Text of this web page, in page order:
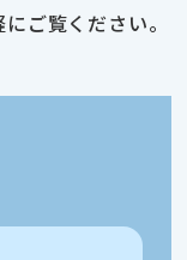
ご覧ください。